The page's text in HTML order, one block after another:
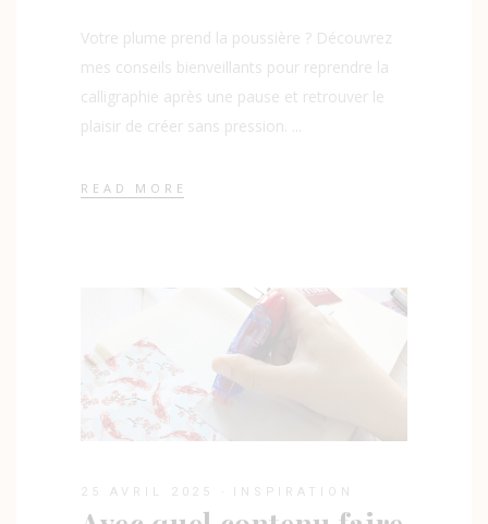
Votre plume prend la poussière ? Découvrez
mes conseils bienveillants pour reprendre la
calligraphie après une pause et retrouver le
plaisir de créer sans pression.
READ MORE
25 AVRIL 2025 INSPIRATION